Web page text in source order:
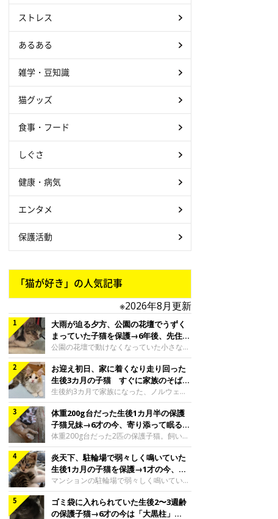
ストレス
あるある
雑学・豆知識
猫グッズ
食事・フード
しぐさ
健康・病気
エンタメ
保護活動
「猫が好き」の人気記事
※2026年8月更新
大雨が迫る夕方、公園の花壇でうずく
まっていた子猫を保護→6年後、先住猫
と“姉妹”のような関係に
公園の花壇で動けなくなっていた小さな子
猫。家族に迎えられてから6年、先住猫と
の間には深い絆が育まれていました。保護
当時のティダちゃん。
@muumuu62197189紹介するのは、
X（旧Twitter）ユーザー
@muumuu62197189さんの愛猫・ティダ
ちゃん（取材時6才）の成長記録です。こ
ちらは、生後3カ月ごろのティダちゃん。
飼い主さんが出会ったのは、夜から大雨に
なると予報されていた日の夕方でした。花
壇で動けずにいた子猫保護したばかりのテ
ィダちゃん。@muumuu62197189飼い主
さんは、公園の
お迎え初日、家に着くなり走り回った
生後3カ月の子猫 すぐに家族のそばで
落ち着く姿に「迎えてよかった」
生後約3カ月で家族になった、ノルウェー
ジャンフォレストキャットの子猫。お迎え
翌日には、すでに家でくつろぐ様子を見せ
ていました。お迎え翌日、ベッドでうとう
とするむうちゃんお迎え翌日のむうちゃ
ん。@umimugi0304紹介するのは、
Instagramユーザー@umimugi0304さんの
愛猫・むうちゃん（撮影時、生後約3カ月
／ノルウェージャンフォレストキャッ
ト）。こちらは、お迎え翌日に撮影された
一枚。ゴハンをお腹いっぱい食べたむうち
ゃんは眠くなり、飼い主さん夫婦のベッド
体重200g台だった生後1カ月半の保護
子猫兄妹→6才の今、寄り添って眠る姿
にほっこり！
体重200g台だった2匹の保護子猫。飼い主
さんの家族になってから6年、ともに成長
するなかで、2匹の関係にも少しずつ変化
が見られました。家族になったばかりの小
さな兄妹猫（写真上から）妹猫・てんちゃ
ん、兄猫・ラムくん。@ten_ramu紹介す
るのは、X（旧Twitter）ユーザー
@ten_ramuさんの愛猫・ラムくんとてん
炎天下、駐輪場で弱々しく鳴いていた
生後1カ月の子猫を保護→1才の今、筋
肉質でツンデレなコに成長
マンションの駐輪場で弱々しく鳴いてい
た、生後1カ月ほどの子猫。家族に迎えら
れてから1年、体も行動も大きく成長しま
した。炎天下の駐輪場で鳴いていた小さな
ゴミ袋に入れられていた生後2〜3週齢
の保護子猫→6才の今は「大黒柱」